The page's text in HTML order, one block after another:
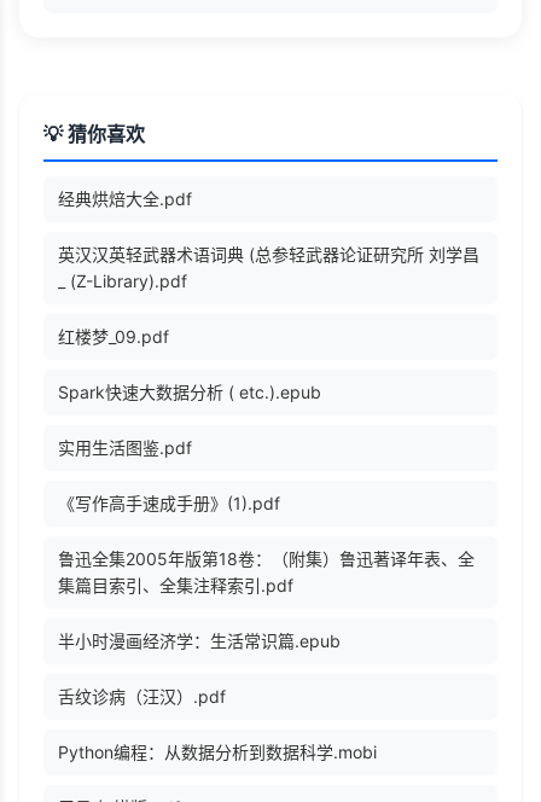
💡 猜你喜欢
经典烘焙大全.pdf
英汉汉英轻武器术语词典 (总参轻武器论证研究所 刘学昌
_ (Z-Library).pdf
红楼梦_09.pdf
Spark快速大数据分析 ( etc.).epub
实用生活图鉴.pdf
《写作高手速成手册》(1).pdf
鲁迅全集2005年版第18卷：（附集）鲁迅著译年表、全
集篇目索引、全集注释索引.pdf
半小时漫画经济学：生活常识篇.epub
舌纹诊病（汪汉）.pdf
Python编程：从数据分析到数据科学.mobi